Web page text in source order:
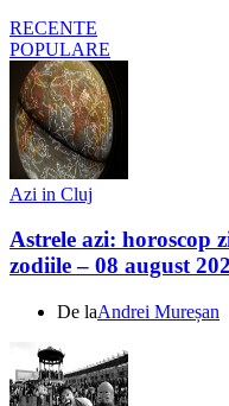
RECENTE
POPULARE
Azi in Cluj
Astrele azi: horoscop
zodiile – 08 august
De laAndrei Mureșan